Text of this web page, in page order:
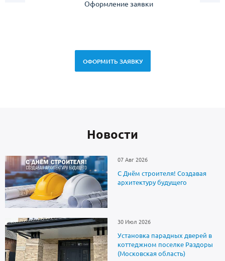
Оформление заявки
ОФОРМИТЬ ЗАЯВКУ
Новоcти
07 Авг 2026
С Днём строителя! Создавая
архитектуру будущего
30 Июл 2026
Установка парадных дверей в
коттеджном поселке Раздоры
(Московская область)